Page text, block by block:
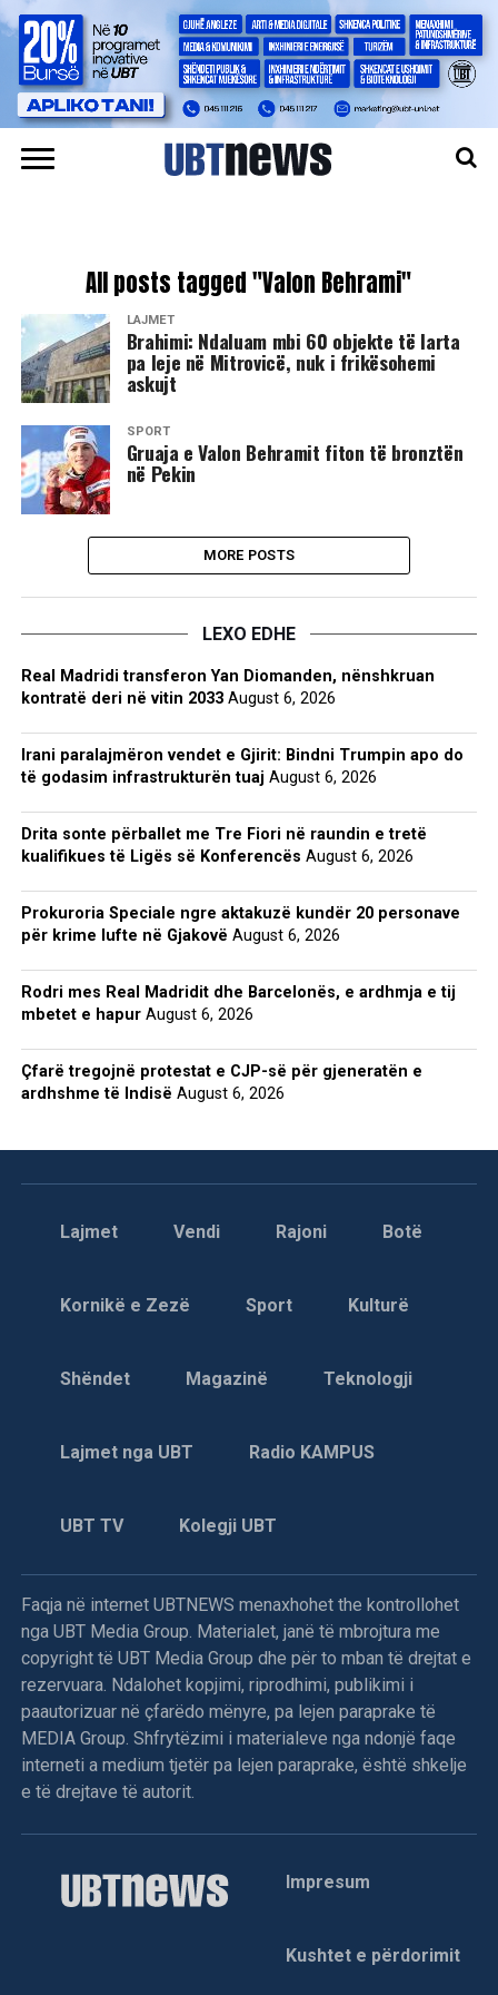
All posts tagged "Valon Behrami"
LAJMET
​Brahimi: Ndaluam mbi 60 objekte të larta
pa leje në Mitrovicë, nuk i frikësohemi
askujt
SPORT
Gruaja e Valon Behramit fiton të bronztën
në Pekin
MORE POSTS
LEXO EDHE
Real Madridi transferon Yan Diomanden, nënshkruan
kontratë deri në vitin 2033 August 6, 2026
Irani paralajmëron vendet e Gjirit: Bindni Trumpin apo do
të godasim infrastrukturën tuaj August 6, 2026
Drita sonte përballet me Tre Fiori në raundin e tretë
kualifikues të Ligës së Konferencës August 6, 2026
Prokuroria Speciale ngre aktakuzë kundër 20 personave
për krime lufte në Gjakovë August 6, 2026
Rodri mes Real Madridit dhe Barcelonës, e ardhmja e tij
mbetet e hapur August 6, 2026
Çfarë tregojnë protestat e CJP-së për gjeneratën e
ardhshme të Indisë August 6, 2026
Lajmet Vendi Rajoni Botë
Kornikë e Zezë Sport Kulturë
Shëndet Magazinë Teknologji
Lajmet nga UBT Radio KAMPUS
UBT TV Kolegji UBT
Faqja në internet UBTNEWS menaxhohet the kontrollohet
nga UBT Media Group. Materialet, janë të mbrojtura me
copyright të UBT Media Group dhe për to mban të drejtat e
rezervuara. Ndalohet kopjimi, riprodhimi, publikimi i
paautorizuar në çfarëdo mënyre, pa lejen paraprake të
MEDIA Group. Shfrytëzimi i materialeve nga ndonjë faqe
interneti a medium tjetër pa lejen paraprake, është shkelje
e të drejtave të autorit.
Impresum
Kushtet e përdorimit